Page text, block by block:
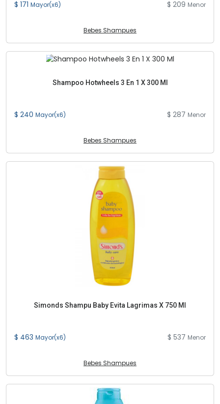
$ 171 Mayor(x6) $ 209 Menor
Bebes Shampues
Shampoo Hotwheels 3 En 1 X 300 Ml
$ 240 Mayor(x6) $ 287 Menor
Bebes Shampues
Simonds Shampu Baby Evita Lagrimas X 750 Ml
$ 463 Mayor(x6) $ 537 Menor
Bebes Shampues